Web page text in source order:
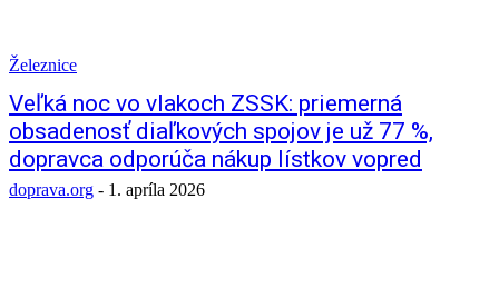
Železnice
Veľká noc vo vlakoch ZSSK: priemerná
obsadenosť diaľkových spojov je už 77 %,
dopravca odporúča nákup lístkov vopred
doprava.org - 1. apríla 2026